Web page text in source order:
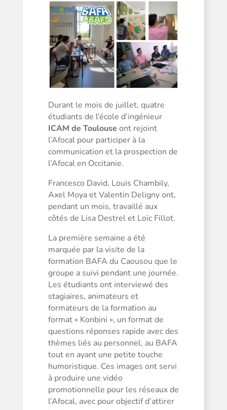
Durant le mois de juillet, quatre
étudiants de l’école d’ingénieur
ICAM de Toulouse ont rejoint
l’Afocal pour participer à la
communication et la prospection de
l’Afocal en Occitanie.
Francesco David, Louis Chambily,
Axel Moya et Valentin Deligny ont,
pendant un mois, travaillé aux
côtés de Lisa Destrel et Loïc Fillot.
La première semaine a été
marquée par la visite de la
formation BAFA du Caousou que le
groupe a suivi pendant une journée.
Les étudiants ont interviewé des
stagiaires, animateurs et
formateurs de la formation au
format « Konbini », un format de
questions réponses rapide avec des
thèmes liés au personnel, au BAFA
tout en ayant une petite touche
humoristique. Ces images ont servi
à produire une vidéo
promotionnelle pour les réseaux de
l’Afocal, avec pour objectif d’attirer